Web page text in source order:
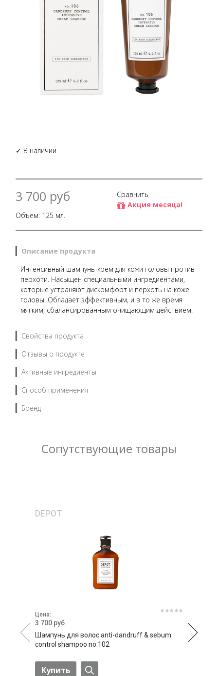
✓ В наличии
3 700 руб
Объём: 125 мл.
Сравнить
Акция месяца!
Описание продукта
Интенсивный шампунь-крем для кожи головы против
перхоти. Насыщен специальными ингредиентами,
которые устраняют дискомфорт и перхоть на коже
головы. Обладает эффективным, и в то же время
мягким, сбалансированным очищающим действием.
Свойства продукта
Отзывы о продукте
Активные ингредиенты
Способ применения
Бренд
Сопутствующие товары
DEPOT
Цена:
3 700 руб
Шампунь для волос anti-dandruff & sebum
control shampoo no.102
Купить